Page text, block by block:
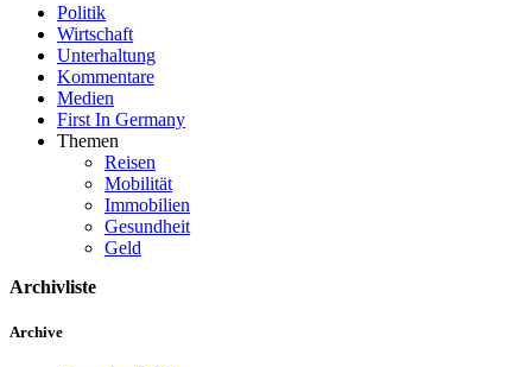
Politik
Wirtschaft
Unterhaltung
Kommentare
Medien
First In Germany
Themen
Reisen
Mobilität
Immobilien
Gesundheit
Geld
Archivliste
Archive